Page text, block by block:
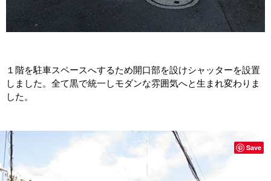
１階を駐車スペースへするため開口部を設けシャッターを設置
しました。全て黒で統一しモダンな雰囲気へと生まれ変わりま
した。
Save